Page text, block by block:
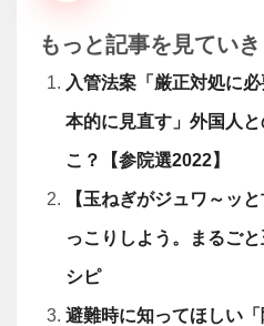
もっと記事を見てい
入管法案「厳正対処に
本的に見直す」外国人
こ？【参院選2022】
【玉ねぎがジュワ～ッ
っこりしよう。まるご
シピ
避難時に知ってほしい